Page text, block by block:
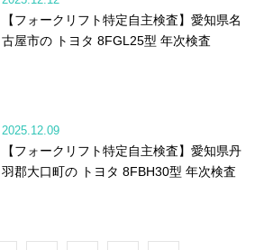
【フォークリフト特定自主検査】愛知県名
古屋市の トヨタ 8FGL25型 年次検査
2025.12.09
【フォークリフト特定自主検査】愛知県丹
羽郡大口町の トヨタ 8FBH30型 年次検査